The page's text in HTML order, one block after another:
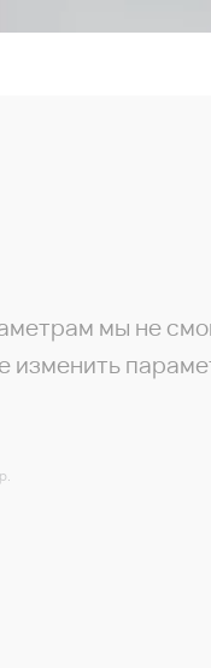
мы не
изменить